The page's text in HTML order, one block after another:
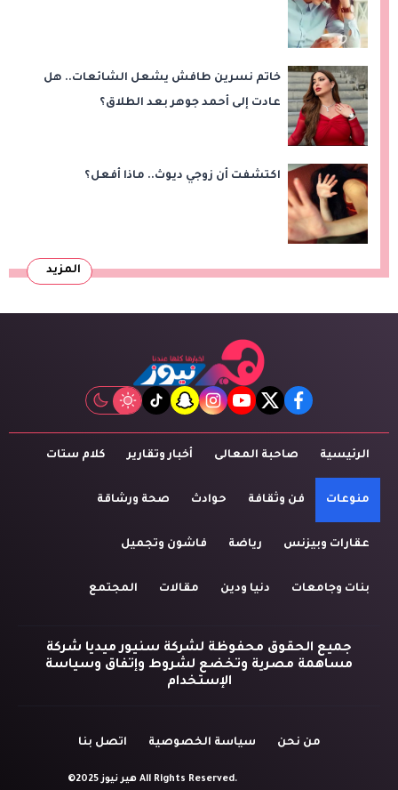
خاتم نسرين طافش يشعل الشائعات.. هل
عادت إلى أحمد جوهر بعد الطلاق؟
اكتشفت أن زوجي ديوث.. ماذا أفعل؟
المزيد
facebook
twitter
youtube
instagram
snapchat
tiktok
الرئيسية صاحبة المعالى أخبار وتقارير كلام ستات
منوعات فن وثقافة حوادث صحة ورشاقة
عقارات وبيزنس رياضة فاشون وتجميل
بنات وجامعات دنيا ودين مقالات المجتمع
جميع الحقوق محفوظة لشركة سنيور ميديا شركة
مساهمة مصرية وتخضع لشروط وإتفاق وسياسة
الإستخدام
من نحن سياسة الخصوصية اتصل بنا
©2025 هير نيوز All Rights Reserved.